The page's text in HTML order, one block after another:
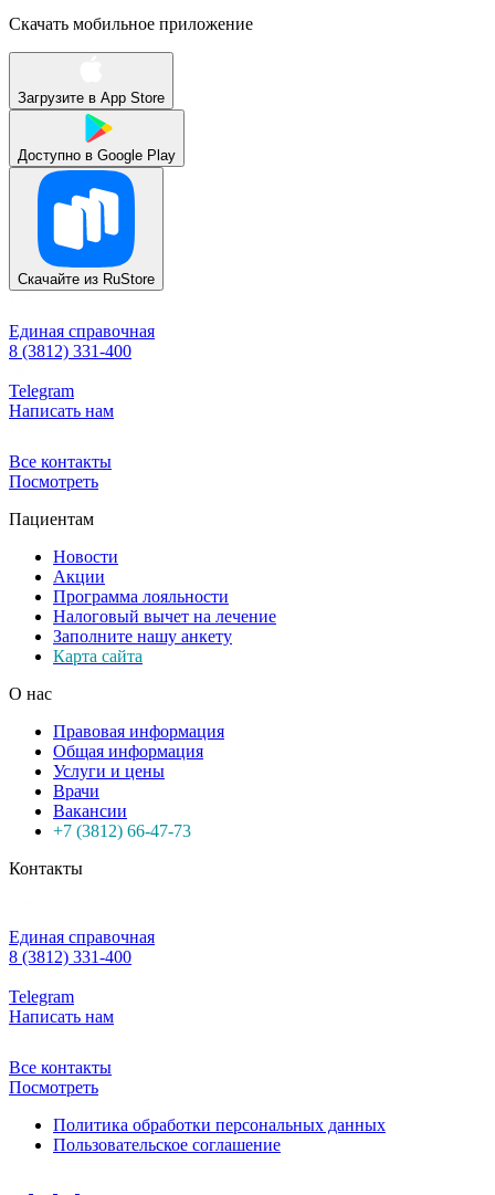
Скачать мобильное приложение
Загрузите в App Store
Доступно в Google Play
Скачайте из RuStore
Единая справочная
8 (3812) 331-400
Telegram
Написать нам
Все контакты
Посмотреть
Пациентам
Новости
Акции
Программа лояльности
Налоговый вычет на лечение
Заполните нашу анкету
Карта сайта
О нас
Правовая информация
Общая информация
Услуги и цены
Врачи
Вакансии
+7 (3812) 66-47-73
Контакты
Единая справочная
8 (3812) 331-400
Telegram
Написать нам
Все контакты
Посмотреть
Политика обработки персональных данных
Пользовательское соглашение